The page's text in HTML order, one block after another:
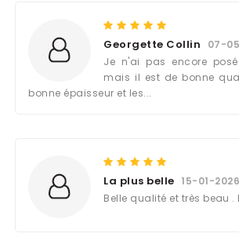
Georgette Collin
07-
Je n'ai pas encore
mais il est de bonne
bonne épaisseur et les...
La plus belle 15-01-2026
Belle qualité et très beau .